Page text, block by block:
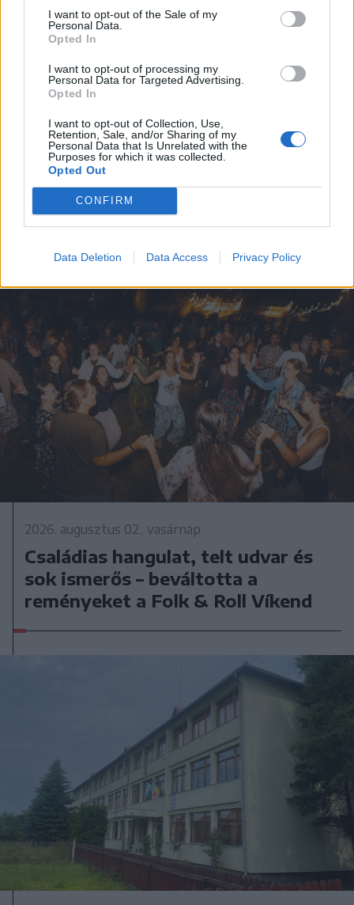
I want to opt-out of the Sale of my
Personal Data.
Opted In
I want to opt-out of processing my
Personal Data for Targeted Advertising.
Opted In
I want to opt-out of Collection, Use,
Retention, Sale, and/or Sharing of my
Personal Data that Is Unrelated with the
Purposes for which it was collected.
Opted Out
CONFIRM
Data Deletion Data Access Privacy Policy
2026. augusztus 03., hétfő
Vízszünetre kell számítani
Gyergyószentmiklós egy részén
2026. augusztus 02., vasárnap
Családias hangulat, telt udvar és
sok ismerős – beváltotta a
reményeket a Folk & Roll Víkend